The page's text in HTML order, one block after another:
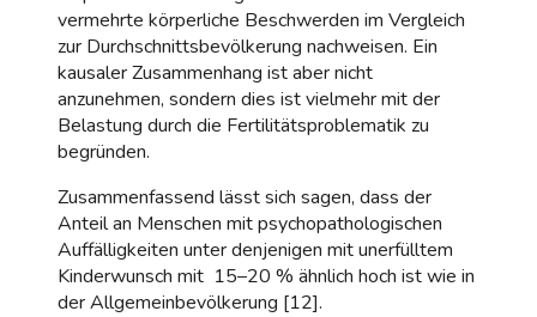
vermehrte körperliche Beschwerden im Vergleich
zur Durchschnittsbevölkerung nachweisen. Ein
kausaler Zusammenhang ist aber nicht
anzunehmen, sondern dies ist vielmehr mit der
Belastung durch die Fertilitätsproblematik zu
begründen.
Zusammenfassend lässt sich sagen, dass der
Anteil an Menschen mit psychopathologischen
Auffälligkeiten unter denjenigen mit unerfülltem
Kinderwunsch mit 15–20 % ähnlich hoch ist wie in
der Allgemeinbevölkerung [12].